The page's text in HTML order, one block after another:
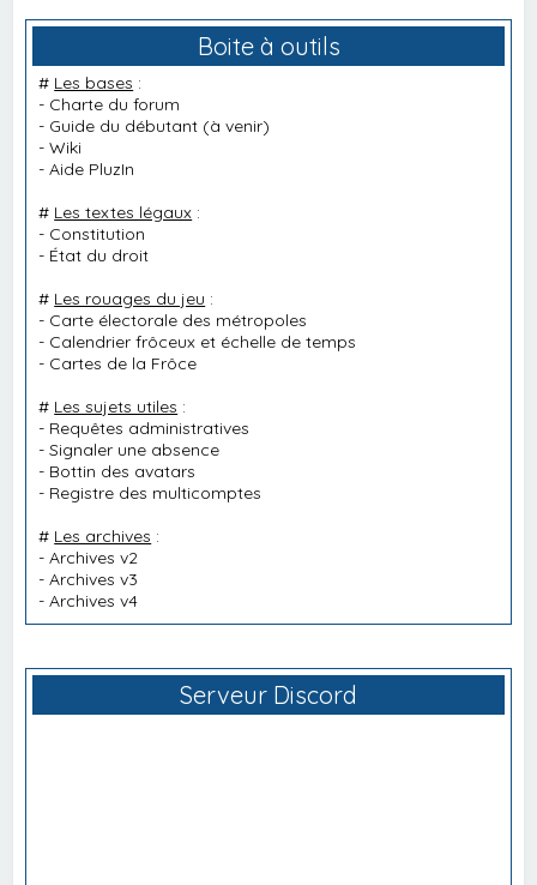
Boite à outils
# Les bases :
- Charte du forum
- Guide du débutant (à venir)
-Wiki
-Aide PluzIn
# Les textes légaux :
- Constitution
- État du droit
# Les rouages du jeu :
- Carte électorale des métropoles
- Calendrier frôceux et échelle de temps
- Cartes de la Frôce
# Les sujets utiles :
- Requêtes administratives
-Signaler une absence
- Bottin des avatars
- Registre des multicomptes
# Les archives :
-Archives v2
-Archives v3
-Archives v4
Serveur Discord